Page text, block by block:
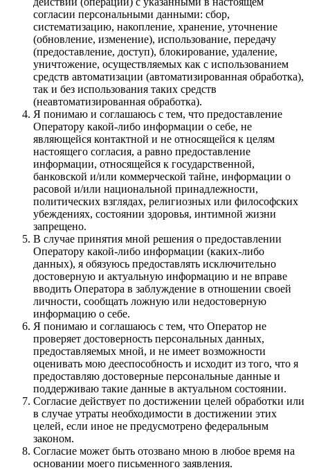
согласии персональными данными: сбор,
систематизацию, накопление, хранение, уточнение
(обновление, изменение), использование, передачу
(предоставление, доступ), блокирование, удаление,
уничтожение, осуществляемых как с использованием
средств автоматизации (автоматизированная обработка),
так и без использования таких средств
(неавтоматизированная обработка).
Я понимаю и соглашаюсь с тем, что предоставление
Оператору какой-либо информации о себе, не
являющейся контактной и не относящейся к целям
настоящего согласия, а равно предоставление
информации, относящейся к государственной,
банковской и/или коммерческой тайне, информации о
расовой и/или национальной принадлежности,
политических взглядах, религиозных или философских
убеждениях, состоянии здоровья, интимной жизни
запрещено.
В случае принятия мной решения о предоставлении
Оператору какой-либо информации (каких-либо
данных), я обязуюсь предоставлять исключительно
достоверную и актуальную информацию и не вправе
вводить Оператора в заблуждение в отношении своей
личности, сообщать ложную или недостоверную
информацию о себе.
Я понимаю и соглашаюсь с тем, что Оператор не
проверяет достоверность персональных данных,
предоставляемых мной, и не имеет возможности
оценивать мою дееспособность и исходит из того, что я
предоставляю достоверные персональные данные и
поддерживаю такие данные в актуальном состоянии.
Согласие действует по достижении целей обработки или
в случае утраты необходимости в достижении этих
целей, если иное не предусмотрено федеральным
законом.
Согласие может быть отозвано мною в любое время на
основании моего письменного заявления.